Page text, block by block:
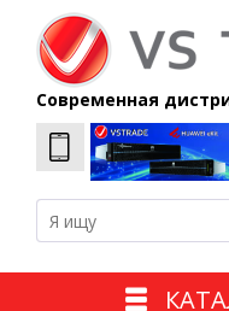
Современная